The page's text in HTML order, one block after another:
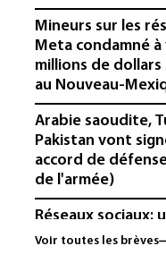
Mineurs sur les
Meta condamné à
millions de
au Nouveau-
Arabie saoudite,
Pakistan vont
accord de
de l'armée)
Réseaux sociaux:
majorité d'ados
Voir toutes les brèves